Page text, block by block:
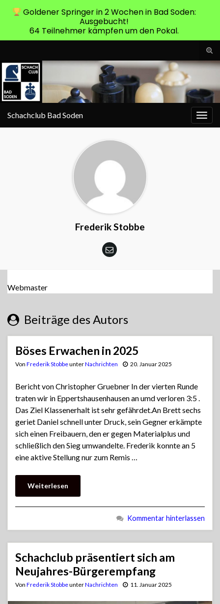
Schachclub Bad Soden
Frederik Stobbe
Webmaster
Beiträge des Autors
Böses Erwachen in 2025
Von Frederik StobbeunterNachrichten 20. Januar 2025
Bericht von Christopher Gruebner In der vierten Runde
traten wir in Eppertshausenhausen an umd verloren 3:5 .
Das Ziel Klassenerhalt ist sehr gefährdet.An Brett sechs
geriet Daniel schnell unter Druck, sein Gegner erkämpte
sich einen Freibauern, den er gegen Materialplus und
schließlich den Sieg umwandelte. Frederik konnte an 5
eine aktive Stellung nur zum Remis …
Weiterlesen
Kommentar hinterlassen
Schachclub präsentiert sich am
Neujahres-Bürgerempfang
Von Frederik StobbeunterNachrichten 11. Januar 2025
Goldener Springer in 2 Wochen in Bad Soden:
Ausgebucht!
64 Teilnehmer kämpfen um den Pokal.